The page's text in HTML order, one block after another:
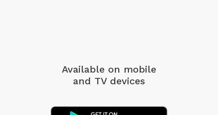
Available on mobile
and TV devices